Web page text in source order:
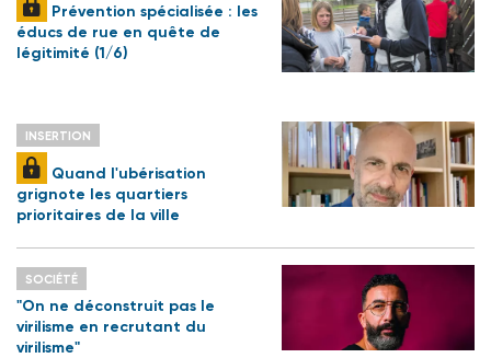
Prévention spécialisée : les
éducs de rue en quête de
légitimité (1/6)
INSERTION
Quand l'ubérisation
grignote les quartiers
prioritaires de la ville
SOCIÉTÉ
"On ne déconstruit pas le
virilisme en recrutant du
virilisme"